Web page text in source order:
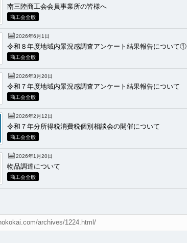
南三陸商工会会員事業所の皆様へ
商工会全般
2026年6月1日
令和８年度地域内景況感調査アンケート結果報告について①
商工会全般
2026年3月20日
令和７年度地域内景況感調査アンケート結果報告について
商工会全般
2026年2月12日
令和７年分所得税消費税個別相談会の開催について
商工会全般
2026年1月20日
物品調達について
商工会全般